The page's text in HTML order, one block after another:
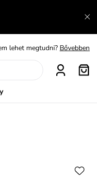
újdonságokat. Megtekintés
Meríts ihletet Mutatni
és visszaküldés